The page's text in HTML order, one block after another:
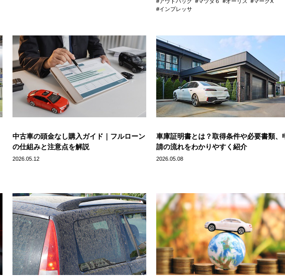
インプレッサ
中古車の頭金なし購入ガイド｜フルローン
の仕組みと注意点を解説
2026.05.12
車庫証明書とは？取得条件や必要書類、
請の流れをわかりやすく紹介
2026.05.08